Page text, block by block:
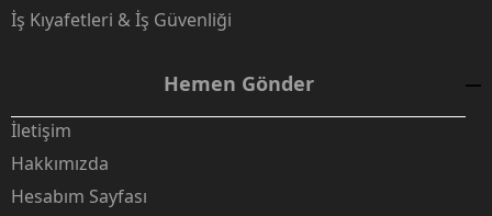
İş Kıyafetleri & İş Güvenliği
Hemen Gönder
İletişim
Hakkımızda
Hesabım Sayfası